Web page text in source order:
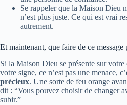
Se rappeler que la Maison Dieu
n’est plus juste. Ce qui est vrai
autrement.
Et maintenant, que faire de ce
Si la Maison Dieu se présente sur
votre signe, ce n’est pas une menace,
précieux. Une sorte de feu orange
dit : “Vous pouvez choisir de changer
subir.”